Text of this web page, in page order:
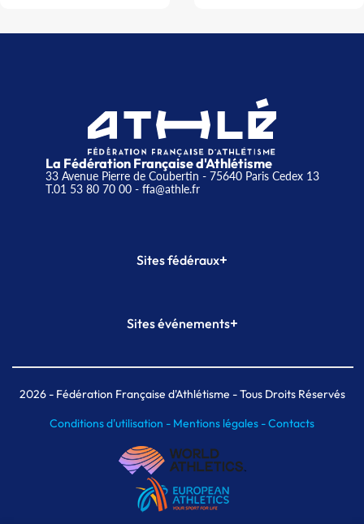
La Fédération Française d'Athlétisme
33 Avenue Pierre de Coubertin - 75640 Paris Cedex 13
T.01 53 80 70 00- ffa@athle.fr
Sites fédéraux+
Plateforme Formation
Sites événements+
Meeting de Paris indoor
MAIF Ekiden de Paris
2026- Fédération Française d'Athlétisme - Tous Droits Réservés
Conditions d'utilisation - Mentions légales -Contacts